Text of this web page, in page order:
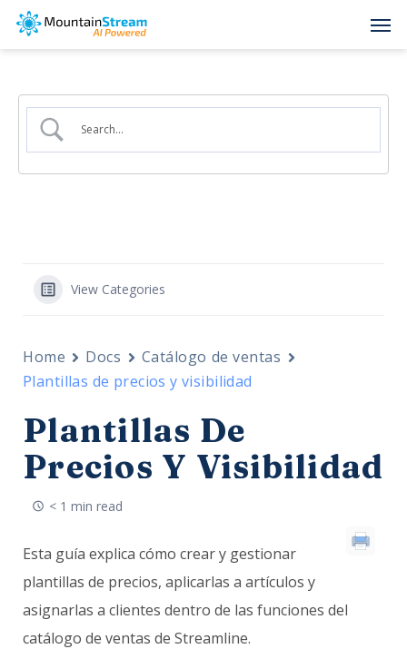
Skip
content
View Categories
Home Docs
Catálogo de ventas
Plantillas de precios y visibilidad
Plantillas De
Precios Y Visibilidad
< 1 min read
Esta guía explica cómo crear y gestionar
plantillas de precios, aplicarlas a artículos y
asignarlas a clientes dentro de las funciones del
catálogo de ventas de Streamline.